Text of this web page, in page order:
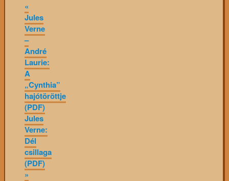
«
Jules
Verne
–
André
Laurie:
A
„Cynthia”
hajótöröttje
(PDF)
Jules
Verne:
Dél
csillaga
(PDF)
»